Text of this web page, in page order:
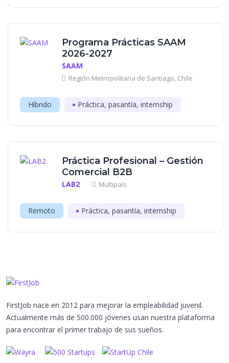
Programa Prácticas SAAM
2026-2027
SAAM
Región Metropolitana de Santiago, Chile
Híbrido Práctica, pasantía, internship
Práctica Profesional – Gestión
Comercial B2B
LAB2 Multipaís
Remoto Práctica, pasantía, internship
FirstJob nace en 2012 para mejorar la empleabilidad juvenil.
Actualmente más de 500.000 jóvenes usan nuestra plataforma
para encontrar el primer trabajo de sus sueños.